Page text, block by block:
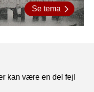
Se tema
kan være en del fejl